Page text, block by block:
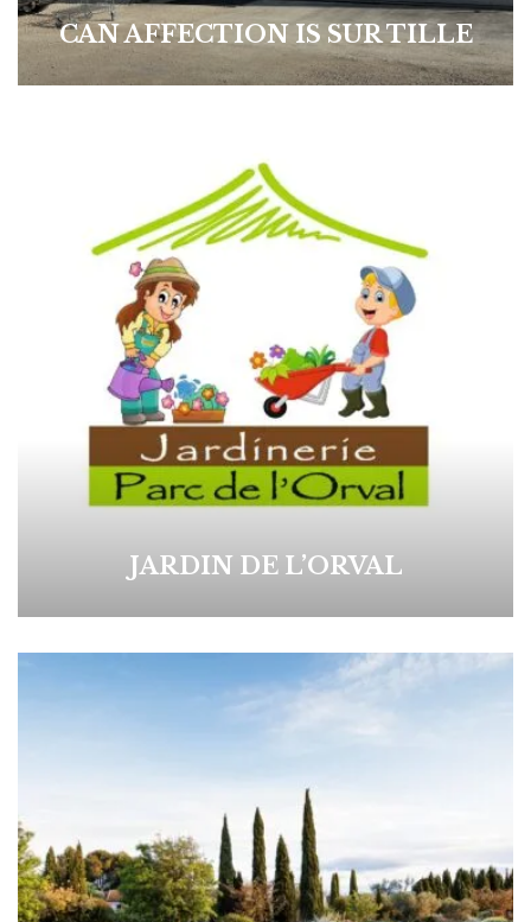
CAN AFFECTION IS SUR TILLE
JARDIN DE L’ORVAL